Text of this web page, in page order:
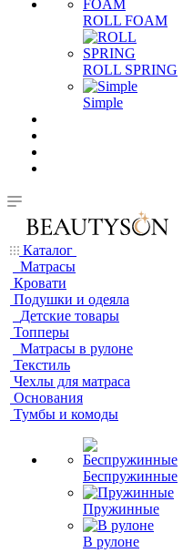
ROLL FOAM
ROLL SPRING
Simple
Каталог
Матрасы
Кровати
Подушки и одеяла
Детские товары
Топперы
Матрасы в рулоне
Текстиль
Чехлы для матраса
Основания
Тумбы и комоды
Беспружинные
Пружинные
В рулоне